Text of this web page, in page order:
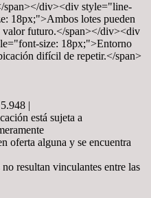
span></div><div style="line-
18px;">Ambos lotes pueden
futuro.</span></div><div
size: 18px;">Entorno
difícil de repetir.</span>
|
está sujeta a
oferta alguna y se encuentra
resultan vinculantes entre las